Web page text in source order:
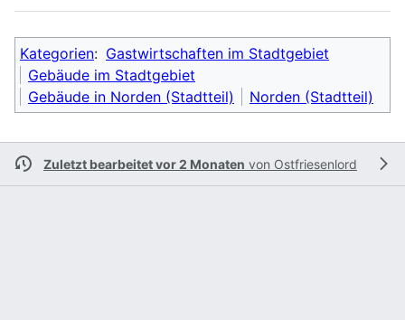
Kategorien: Gastwirtschaften im Stadtgebiet
Gebäude im Stadtgebiet
Gebäude in Norden (Stadtteil)
Norden (Stadtteil)
Zuletzt bearbeitet vor 2 Monaten von Ostfriesenlord